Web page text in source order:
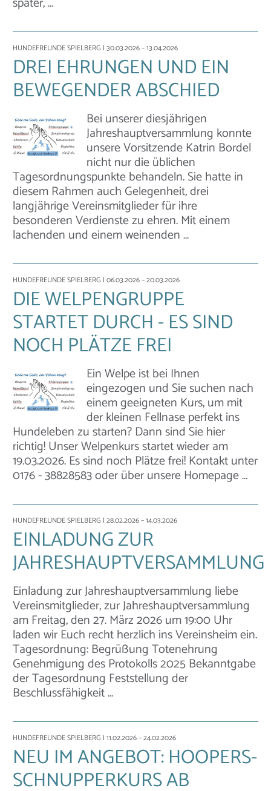
HUNDEFREUNDE SPIELBERG | 30.03.2026 – 13.04.2026
DREI EHRUNGEN UND EIN
BEWEGENDER ABSCHIED
Bei unserer diesjährigen
Jahreshauptversammlung konnte
unsere Vorsitzende Katrin Bordel
nicht nur die üblichen
Tagesordnungspunkte behandeln. Sie hatte in
diesem Rahmen auch Gelegenheit, drei
langjährige Vereinsmitglieder für ihre
besonderen Verdienste zu ehren. Mit einem
lachenden und einem weinenden …
HUNDEFREUNDE SPIELBERG | 06.03.2026 – 20.03.2026
DIE WELPENGRUPPE
STARTET DURCH - ES SIND
NOCH PLÄTZE FREI
Ein Welpe ist bei Ihnen
eingezogen und Sie suchen nach
einem geeigneten Kurs, um mit
der kleinen Fellnase perfekt ins
Hundeleben zu starten? Dann sind Sie hier
richtig! Unser Welpenkurs startet wieder am
19.03.2026. Es sind noch Plätze frei! Kontakt unter
0176 - 38828583 oder über unsere Homepage …
HUNDEFREUNDE SPIELBERG | 28.02.2026 – 14.03.2026
EINLADUNG ZUR
JAHRESHAUPTVERSAMMLUNG
Einladung zur Jahreshauptversammlung liebe
Vereinsmitglieder, zur Jahreshauptversammlung
am Freitag, den 27. März 2026 um 19:00 Uhr
laden wir Euch recht herzlich ins Vereinsheim ein.
Tagesordnung: Begrüßung Totenehrung
Genehmigung des Protokolls 2025 Bekanntgabe
der Tagesordnung Feststellung der
Beschlussfähigkeit …
HUNDEFREUNDE SPIELBERG | 11.02.2026 – 24.02.2026
NEU IM ANGEBOT: HOOPERS-
SCHNUPPERKURS AB